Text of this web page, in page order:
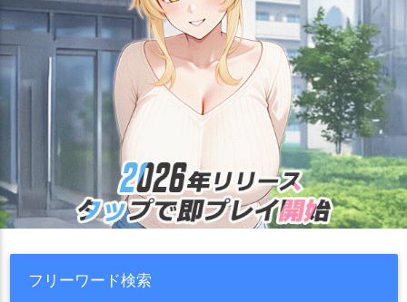
フリーワード検索